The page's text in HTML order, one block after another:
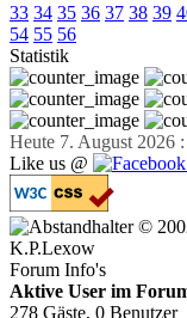
33 34 35 36 37 38 39
54 55 56
Statistik
Heute 7. August 2026
Like us @
©
K.P.Lexow
Forum Info's
Aktive User im
278 Gäste, 0 Benutzer